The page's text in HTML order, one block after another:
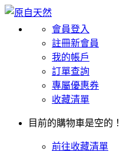
會員登入
註冊新會員
我的帳戶
訂單查詢
專屬優惠券
收藏清單
目前的購物車是空的！
前往收藏清單